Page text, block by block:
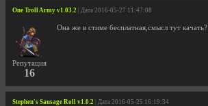
One Troll Army v1.03.2 | Дата 2016-05-27 11:47:08
Репутация
16
Она же в стиме бесплатная,смысл тут качать?
Stephen's Sausage Roll v1.0.2 | Дата 2016-05-25 16:19:34